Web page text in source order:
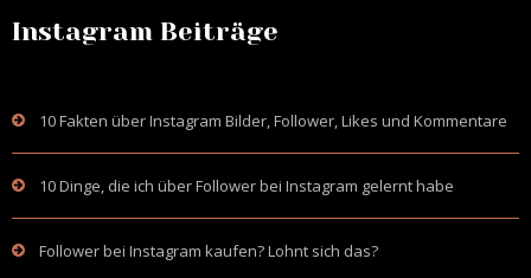
Instagram Beiträge
10 Fakten über Instagram Bilder, Follower, Likes und Kommentare
10 Dinge, die ich über Follower bei Instagram gelernt habe
Follower bei Instagram kaufen? Lohnt sich das?